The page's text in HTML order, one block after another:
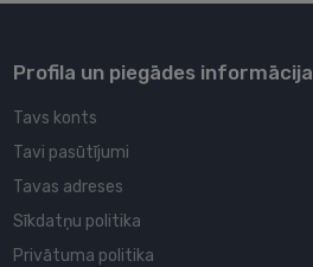
Profila un piegādes informācija
Tavs konts
Tavi pasūtījumi
Tavas adreses
Sīkdatņu politika
Privātuma politika